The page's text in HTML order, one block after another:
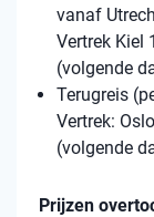
vanaf
Vertrek Kiel
(volgende
Terugreis
Vertrek:
(volgende
Prijzen